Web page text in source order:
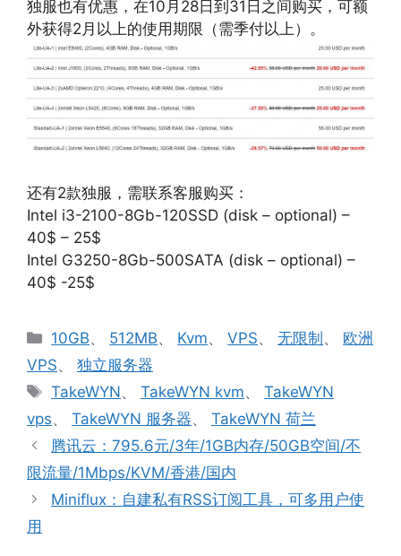
独服也有优惠，在10月28日到31日之间购买，可额
外获得2月以上的使用期限（需季付以上）。
还有2款独服，需联系客服购买：
Intel i3-2100-8Gb-120SSD (disk – optional) –
40$ – 25$
Intel G3250-8Gb-500SATA (disk – optional) –
40$ -25$
分
类
10GB、 512MB、 Kvm、VPS、无限制 、 欧洲
VPS、 独立服务器
标
TakeWYN、TakeWYN kvm、TakeWYN
vps、 TakeWYN 服务器、 TakeWYN 荷兰
腾讯云：795.6元/3年/1GB内存/50GB空间/不
限流量/1Mbps/KVM/香港/国内
Miniflux：自建私有RSS订阅工具，可多用户使
用